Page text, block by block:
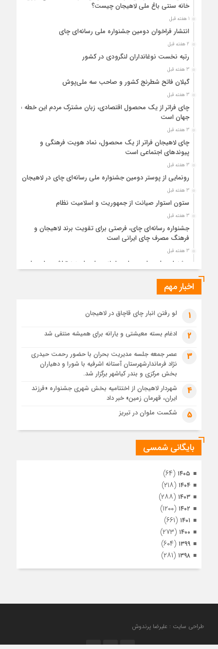
خانه سنتی باغ ملی لاهیجان چیست؟
1 هفته قبل
انتشار فراخوان دومین جشنواره ملی رسانه‌ای چای
2 هفته قبل
رتبه نخست نوغانداران لنگرودی در کشور
3 هفته قبل
گیلان فاتح شطرنج کشور و صاحب سه ملی‌پوش
3 هفته قبل
چای فراتر از یک محصول اقتصادی، زبان مشترک مردم این خطه با
جهان است
3 هفته قبل
چای لاهیجان فراتر از یک محصول، نماد هویت فرهنگی و
پیوندهای اجتماعی است
3 هفته قبل
رونمایی از پوستر دومین جشنواره ملی رسانه‌ای چای در لاهیجان
3 هفته قبل
ستون استوار صیانت از جمهوریت و اسلامیت نظام
3 هفته قبل
جشنواره رسانه‌ای چای، فرصتی برای تقویت برند لاهیجان و
فرهنگ مصرف چای ایرانی است
3 هفته قبل
جشنواره ملی چای، حمایت از لاهیجان یا هزینه‌تراشی برای چای
1 ماه قبل
1 ماه قبل
رئوف
تصاویر هوایی مراسم تشییع پیکر مطهر آقای شهید ایران – مشهد
مراسم تشییع پیکر مطهر آقای شهید ایران – مشهد
تصاویری از تراکم جمعیت حاضر در میدان ثورهالعشرین نجف
اشرف
اخبار مهم
1 لو رفتن انبار چای قاچاق در لاهیجان
2 ادغام بسته معیشتی و یارانه برای همیشه منتفی شد
3
عصر جمعه جلسه مدیریت بحران با حضور رحمت حیدری
نژاد فرماندارشهرستان آستانه اشرفیه با شورا و دهیاران
بخش مرکزی و بندر کیاشهر برگزار شد.
4
شهردار لاهیجان از اختتامیه بخش شهری جشنواره «فرزند
ایران، قهرمان زمین» خبر داد
5 شکست ملوان در تبریز
بایگانی شمسی
۱۴۰۵ (۶۴)
۱۴۰۴ (۲۱۸)
۱۴۰۳ (۲۸۸)
۱۴۰۲ (۱۲۰۰)
۱۴۰۱ (۶۶۱)
۱۴۰۰ (۲۷۳)
۱۳۹۹ (۶۰۴)
۱۳۹۸ (۲۸۱)
طراحی سایت : علیرضا پرندوش